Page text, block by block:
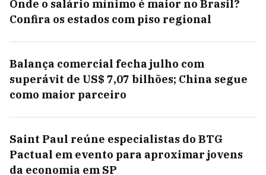
Onde o salário mínimo é maior no Brasil?
Confira os estados com piso regional
Balança comercial fecha julho com
superávit de US$ 7,07 bilhões; China segue
como maior parceiro
Saint Paul reúne especialistas do BTG
Pactual em evento para aproximar jovens
da economia em SP